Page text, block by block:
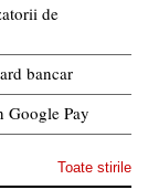
de
bancar
Pay
Toate stirile